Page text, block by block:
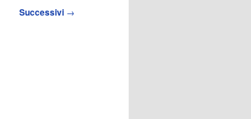
Successivi →